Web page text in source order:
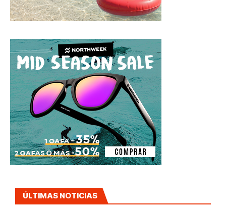
ÚLTIMAS NOTICIAS